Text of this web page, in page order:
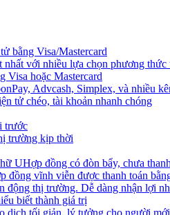
bằng Visa/Mastercard
nhất với nhiều lựa chọn phương thức
Visa hoặc Mastercard
Advcash, Simplex, và nhiều
tử chéo, tài khoản nhanh chóng
trước
trường kịp thời
UHợp đồng có đòn bẩy, chưa
đồng vĩnh viễn được thanh toán
động thị trường. Dễ dàng nhận lợi
biết thành giá trị
dịch tối giản, lý tưởng cho người